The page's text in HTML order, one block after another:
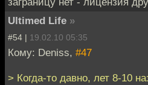
Ultimed Life »
#54 | 19.02.10 05:35
Кому: Deniss, #47
> Когда-то давно, лет 8-10